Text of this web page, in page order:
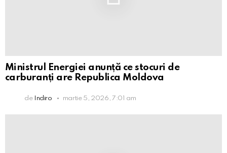
Ministrul Energiei anunță ce stocuri de
carburanți are Republica Moldova
de Indiro martie 5, 2026, 7:01 am